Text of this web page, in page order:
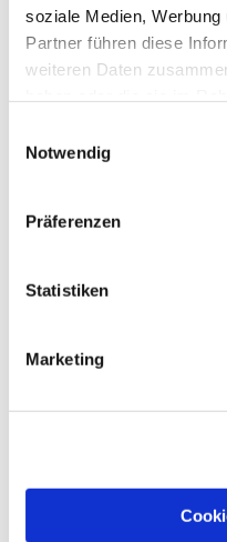
soziale Medien,
Partner führen diese
weiteren Daten
Notwendig
Präferenzen
Statistiken
Marketing
Dies